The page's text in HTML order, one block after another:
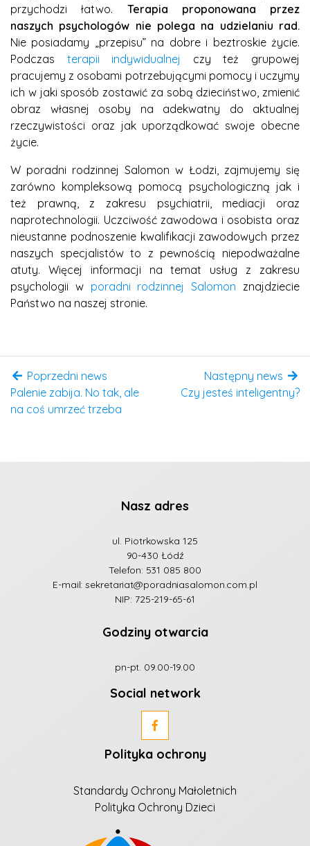
przychodzi łatwo. Terapia proponowana przez
naszych psychologów nie polega na udzielaniu rad.
Nie posiadamy „przepisu” na dobre i beztroskie życie.
Podczas terapii indywidualnej
czy też grupowej
pracujemy z osobami potrzebującymi pomocy i uczymy
ich w jaki sposób zostawić za sobą dzieciństwo, zmienić
obraz własnej osoby na adekwatny do aktualnej
rzeczywistości oraz jak uporządkować swoje obecne
życie.
W poradni rodzinnej Salomon w Łodzi, zajmujemy się
zarówno kompleksową pomocą psychologiczną jak i
też prawną, z zakresu psychiatrii, mediacji oraz
naprotechnologii. Uczciwość zawodowa i osobista oraz
nieustanne podnoszenie kwalifikacji zawodowych przez
naszych specjalistów to z pewnością niepodważalne
atuty. Więcej informacji na temat usług z zakresu
psychologii w poradni rodzinnej Salomon znajdziecie
Państwo na naszej stronie.
Poprzedni news
Palenie zabija. No tak, ale
na coś umrzeć trzeba
Następny news
Czy jesteś inteligentny?
Nasz adres
ul. Piotrkowska 125
90-430 Łódź
Telefon: 531 085 800
E-mail:sekretariat@poradniasalomon.com.pl
NIP: 725-219-65-61
Godziny otwarcia
pn-pt. 09.00-19.00
Social network
Polityka ochrony
Standardy Ochrony Małoletnich
Polityka Ochrony Dzieci